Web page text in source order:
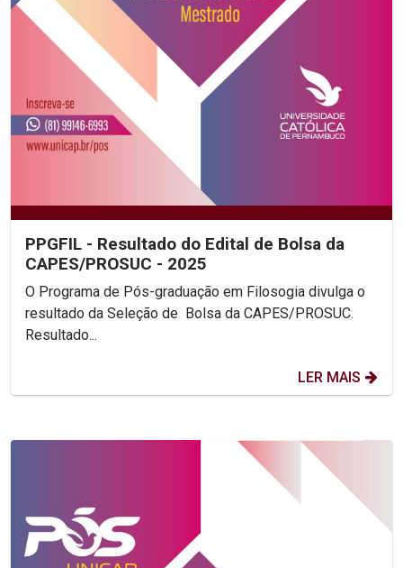
PPGFIL - Resultado do Edital de Bolsa da
CAPES/PROSUC - 2025
O Programa de Pós-graduação em Filosogia divulga o
resultado da Seleção de Bolsa da CAPES/PROSUC.
Resultado...
LER MAIS